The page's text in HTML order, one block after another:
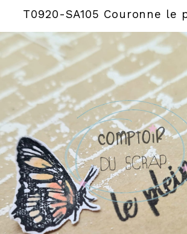
T0920-SA105 Couronne le